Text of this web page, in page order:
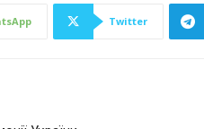
Twitter